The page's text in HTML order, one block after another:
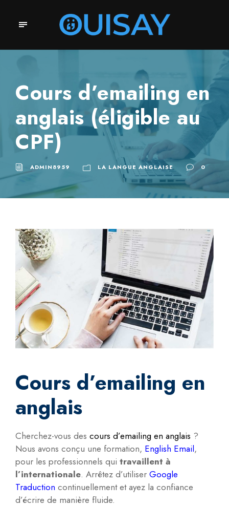
Cours d’emailing en
anglais (éligible au
CPF)
ADMIN8959 LA LANGUE ANGLAISE 0
Cours d’emailing en
anglais
Cherchez-vous des cours d’emailing en anglais ?
Nous avons conçu une formation, English Email,
pour les professionnels qui travaillent à
l’internationale. Arrêtez d’utiliser Google
Traduction continuellement et ayez la confiance
d’écrire de manière fluide.